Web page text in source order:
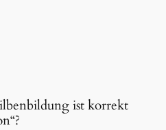
ist korrekt